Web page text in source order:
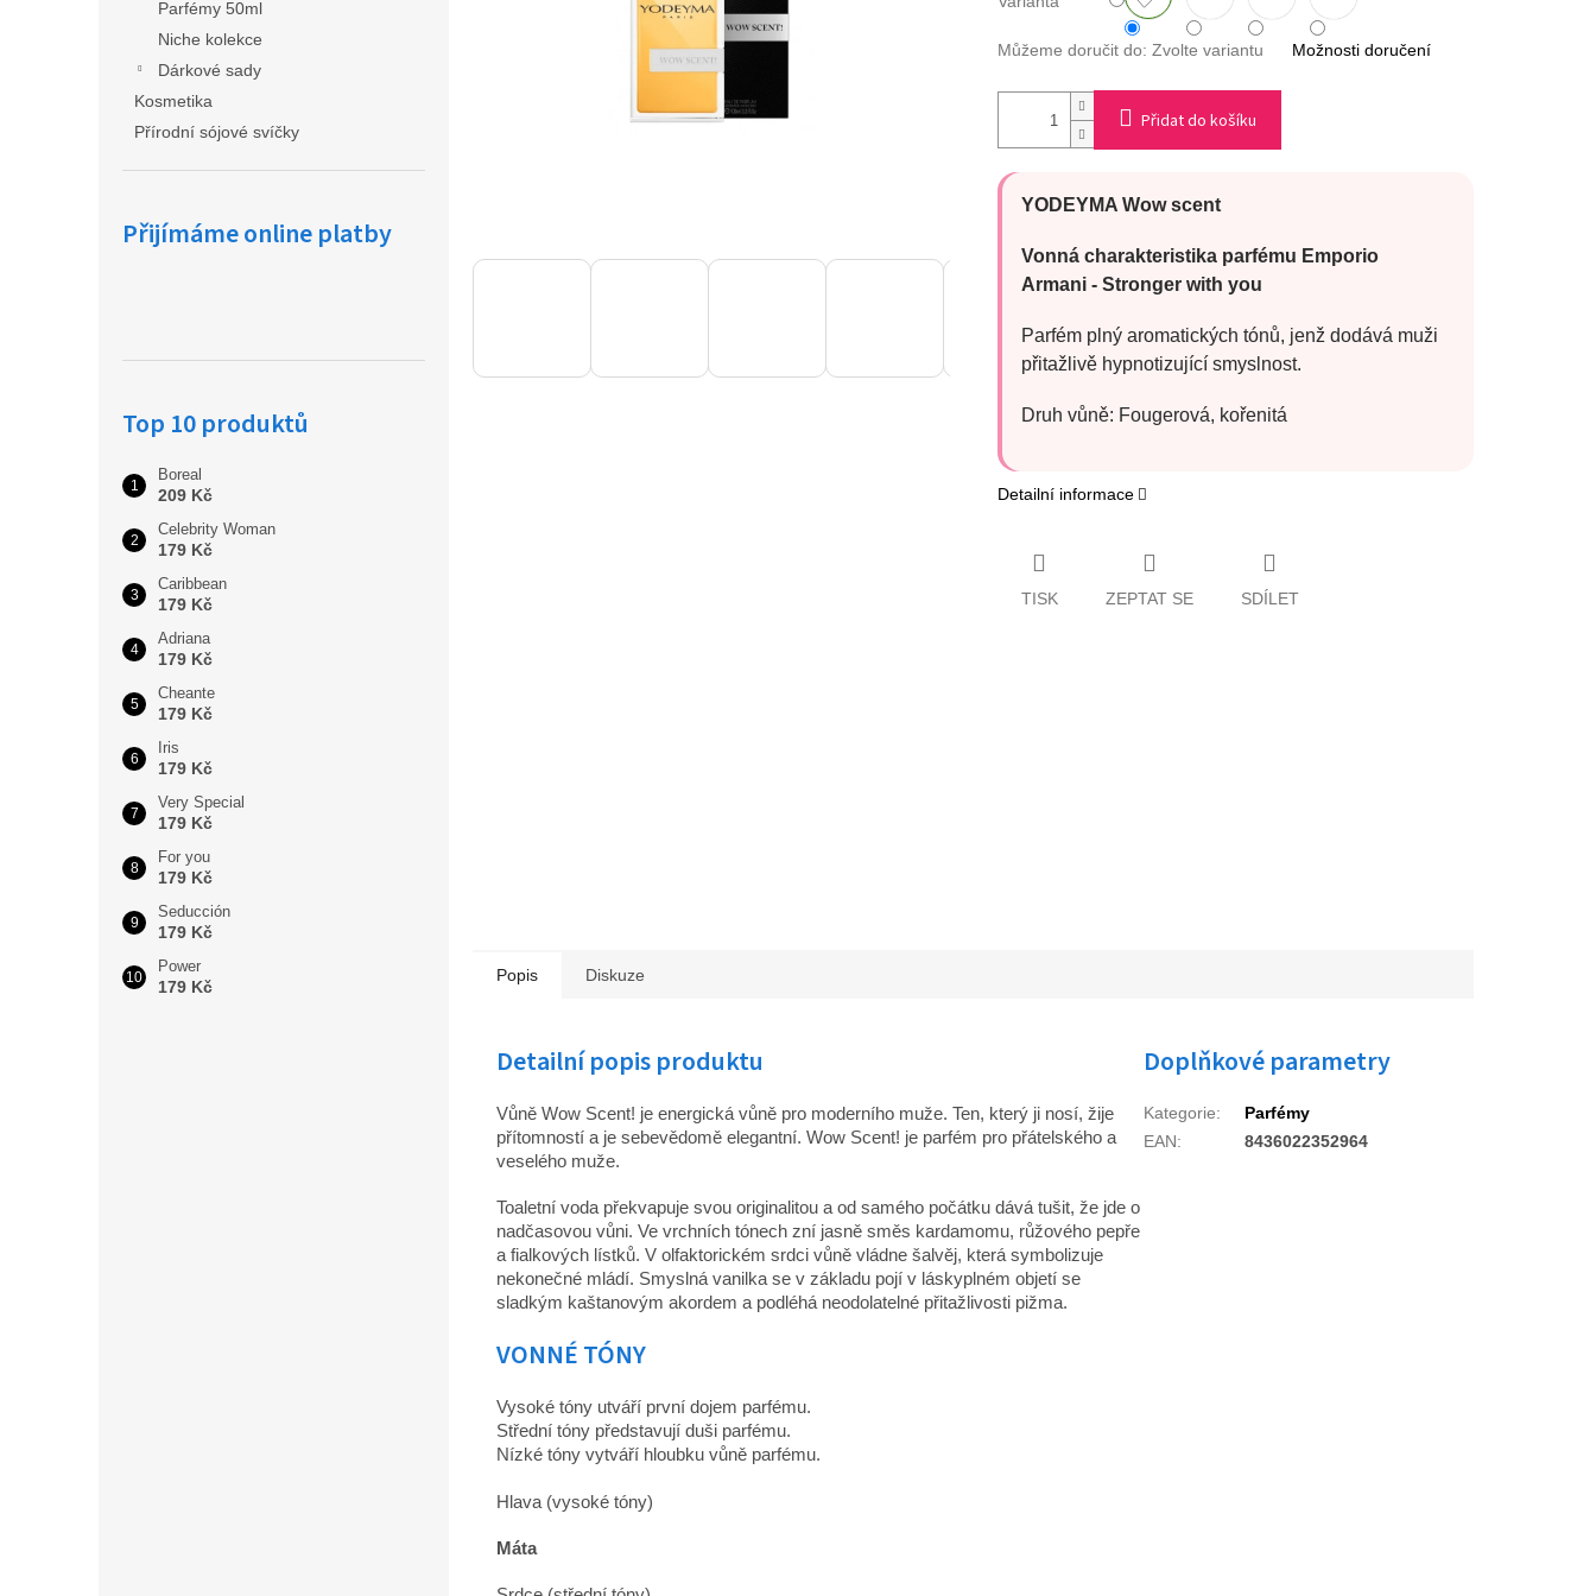
Parfémy 50ml
Niche kolekce
Dárkové sady
Kosmetika
Přírodní sójové svíčky
Přijímáme online platby
Top 10 produktů
Boreal
209 Kč
Celebrity Woman
179 Kč
Caribbean
179 Kč
Adriana
179 Kč
Cheante
179 Kč
Iris
179 Kč
Very Special
179 Kč
For you
179 Kč
Seducción
179 Kč
Power
179 Kč
Můžeme doručit do: Zvolte variantu Možnosti doručení
Přidat do košíku
YODEYMA Wow scent
Vonná charakteristika parfému Emporio
Armani - Stronger with you
Parfém plný aromatických tónů, jenž dodává muži
přitažlivě hypnotizující smyslnost.
Druh vůně: Fougerová, kořenitá
Detailní informace
TISK ZEPTAT SE SDÍLET
Popis Diskuze
Detailní popis produktu
Vůně Wow Scent! je energická vůně pro moderního muže. Ten, který ji nosí, žije
přítomností a je sebevědomě elegantní. Wow Scent! je parfém pro přátelského a
veselého muže.
Toaletní voda překvapuje svou originalitou a od samého počátku dává tušit, že jde o
nadčasovou vůni. Ve vrchních tónech zní jasně směs kardamomu, růžového pepře
a fialkových lístků. V olfaktorickém srdci vůně vládne šalvěj, která symbolizuje
nekonečné mládí. Smyslná vanilka se v základu pojí v láskyplném objetí se
sladkým kaštanovým akordem a podléhá neodolatelné přitažlivosti pižma.
VONNÉ TÓNY
Vysoké tóny utváří první dojem parfému.
Střední tóny představují duši parfému.
Nízké tóny vytváří hloubku vůně parfému.
Hlava (vysoké tóny)
Máta
Doplňkové parametry
Kategorie:
Parfémy
EAN: 8436022352964